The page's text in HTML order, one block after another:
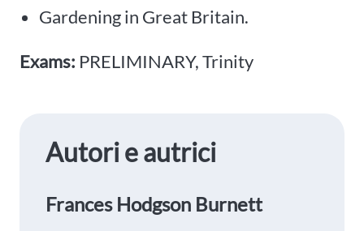
Gardening in Great Britain.
Exams: PRELIMINARY, Trinity
Autori e autrici
Frances Hodgson Burnett